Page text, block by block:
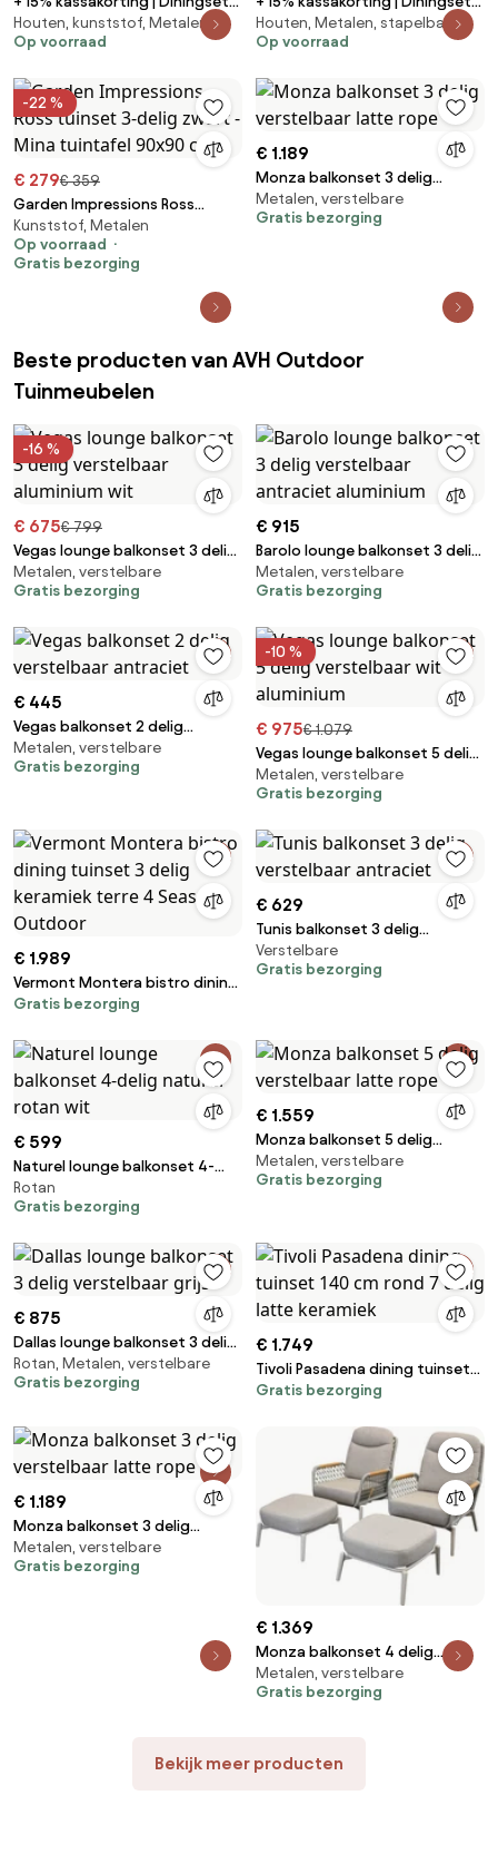
Manifesto | 2 personen
polywood | Tuinset stapelbaar |
Tuinmeubelen
Houten, kunststof, Metalen
Op voorraad
Manifesto | 2 personen
teakhout | Tuinset stapelbaar |
Tuinmeubelen
Houten, Metalen, stapelbare
Op voorraad
-22 %
€ 279€ 359
Garden Impressions Ross
tuinset 3-delig zwart - Mina
tuintafel 90x90 cm
Kunststof, Metalen
Op voorraad
Gratis bezorging
€ 1.189
Monza balkonset 3 delig
verstelbaar latte rope
Metalen, verstelbare
Gratis bezorging
Beste producten van AVH Outdoor
Tuinmeubelen
-16 %
€ 675€ 799
Vegas lounge balkonset 3 delig
verstelbaar aluminium wit
Metalen, verstelbare
Gratis bezorging
€ 915
Barolo lounge balkonset 3 delig
verstelbaar antraciet
aluminium
Metalen, verstelbare
Gratis bezorging
€ 445
Vegas balkonset 2 delig
verstelbaar antraciet
Metalen, verstelbare
Gratis bezorging
-10 %
€ 975€ 1.079
Vegas lounge balkonset 5 delig
verstelbaar wit aluminium
Metalen, verstelbare
Gratis bezorging
€ 1.989
Vermont Montera bistro dining
tuinset 3 delig keramiek terre 4
Gratis bezorging
€ 629
Tunis balkonset 3 delig
verstelbaar antraciet
Verstelbare
Gratis bezorging
€ 599
Naturel lounge balkonset 4-
delig naturel rotan wit
Rotan
Gratis bezorging
€ 1.559
Monza balkonset 5 delig
verstelbaar latte rope
Metalen, verstelbare
Gratis bezorging
€ 875
Dallas lounge balkonset 3 delig
verstelbaar grijs
Rotan, Metalen, verstelbare
Gratis bezorging
€ 1.749
Tivoli Pasadena dining tuinset
140 cm rond 7 delig latte
Gratis bezorging
€ 1.189
Monza balkonset 3 delig
verstelbaar latte rope
Metalen, verstelbare
Gratis bezorging
€ 1.369
Monza balkonset 4 delig
verstelbaar latte rope
Metalen, verstelbare
Gratis bezorging
Bekijk meer producten